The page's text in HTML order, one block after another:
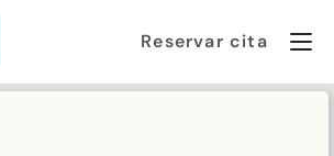
Reservar cita